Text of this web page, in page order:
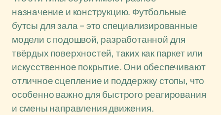
назначение и конструкцию. Футбольные
бутсы для зала – это специализированные
модели с подошвой, разработанной для
твёрдых поверхностей, таких как паркет или
искусственное покрытие. Они обеспечивают
отличное сцепление и поддержку стопы, что
особенно важно для быстрого реагирования
и смены направления движения.